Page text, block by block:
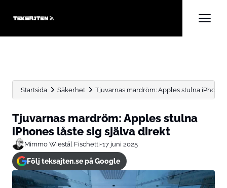
Startsida Säkerhet Tjuvarnas mardröm: Apples stulna
Tjuvarnas mardröm: Apples stulna
iPhones låste sig själva direkt
Mimmo Wiestål Fischetti•17 juni 2025
Följ teksajten.se på Google